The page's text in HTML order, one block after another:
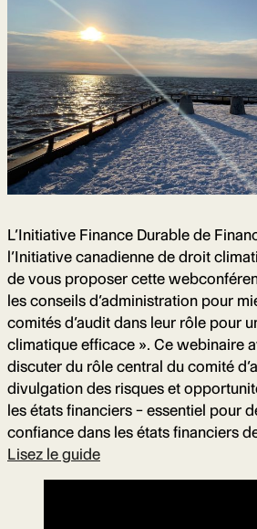
L’Initiative Finance Durable de
l’Initiative canadienne de droit
de vous proposer cette
les conseils d’administration pour
comités d’audit dans leur rôle pour
climatique efficace ». Ce webinaire
discuter du rôle central du comité
divulgation des risques et
les états financiers – essentiel pour
confiance dans les états financiers
Lisez le guide